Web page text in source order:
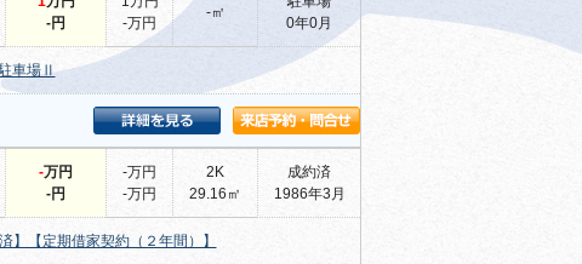
-円
-万円
-㎡
0年0月
車場Ⅱ
-万円
-円
-万円
-万円
2K
29.16㎡
成約済
1986年3月
【定期借家契約（２年間）】